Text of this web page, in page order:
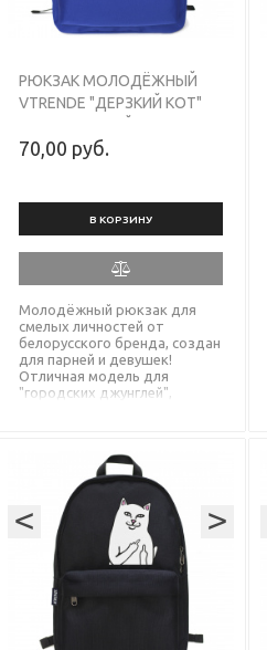
РЮКЗАК МОЛОДЁЖНЫЙ
VTRENDE "ДЕРЗКИЙ КОТ"
70,00 руб.
В КОРЗИНУ
Молодёжный рюкзак для
смелых личностей от
белорусского бренда, создан
для парней и девушек!
Отличная модель для
"городских джунглей",
пункта А в пункт Б. Ваши
вещи будут защищены от
осадков, т.к. ткань у рюкзака
с водонепроницаемым PU
слоем. Мощные молнии
оснащены с двумя бегунками
SBS для удобного открытия
главного отдела с обеих
сторон. Прочный рюкзак
светло-синего цвета с
наличии!
< >